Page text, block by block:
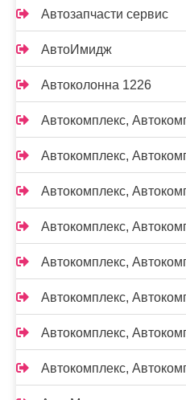
Автозапчасти сервис
АвтоИмидж
Автоколонна 1226
Автокомплекс,
Автокомплекс,
Автокомплекс,
Автокомплекс,
Автокомплекс,
Автокомплекс,
Автокомплекс,
Автокомплекс,